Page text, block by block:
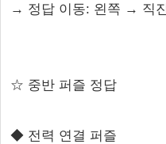
→ 정답 이동: 왼쪽 → 직
☆ 중반 퍼즐 정답
◆ 전력 연결 퍼즐